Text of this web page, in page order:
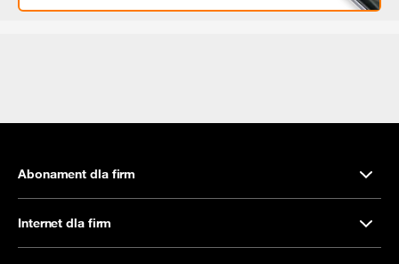
Abonament dla firm
Internet dla firm